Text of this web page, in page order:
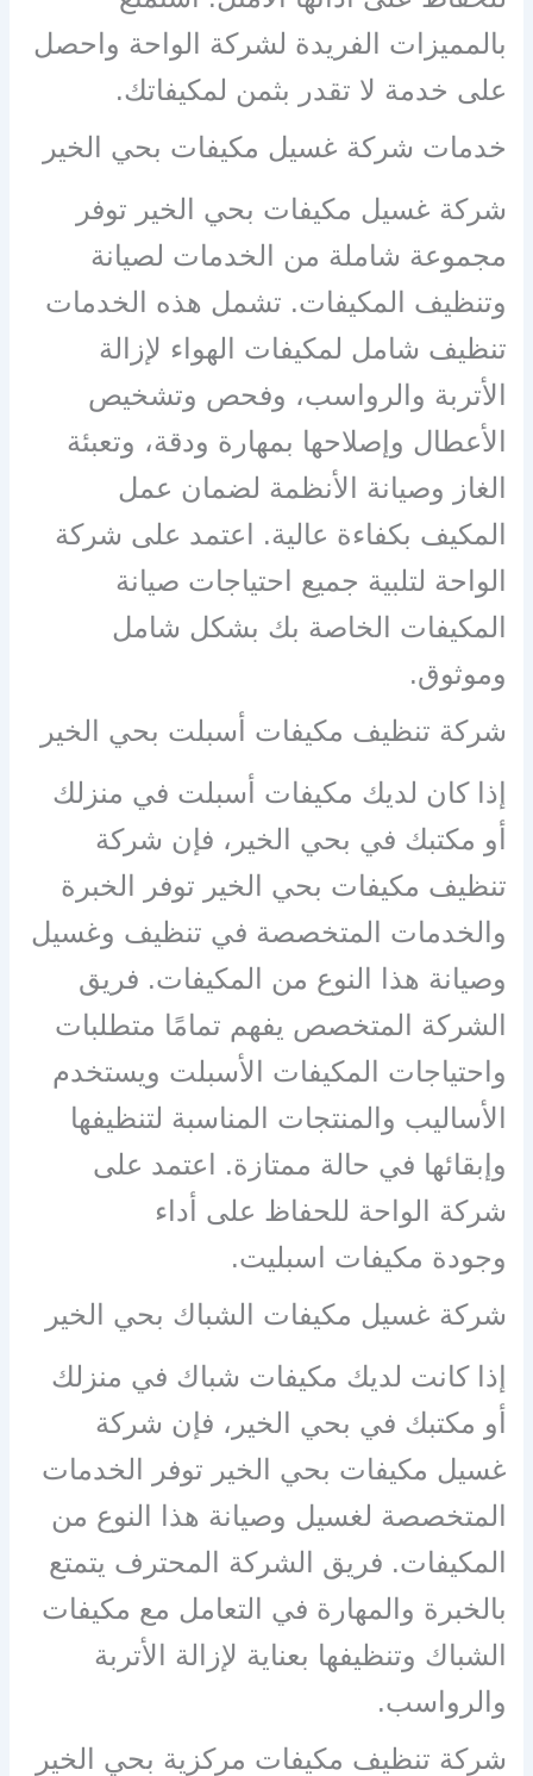
بالمميزات الفريدة لشركة الواحة واحصل
على خدمة لا تقدر بثمن لمكيفاتك.
خدمات شركة غسيل مكيفات بحي الخير
شركة غسيل مكيفات بحي الخير توفر
مجموعة شاملة من الخدمات لصيانة
وتنظيف المكيفات. تشمل هذه الخدمات
تنظيف شامل لمكيفات الهواء لإزالة
الأتربة والرواسب، وفحص وتشخيص
الأعطال وإصلاحها بمهارة ودقة، وتعبئة
الغاز وصيانة الأنظمة لضمان عمل
المكيف بكفاءة عالية. اعتمد على شركة
الواحة لتلبية جميع احتياجات صيانة
المكيفات الخاصة بك بشكل شامل
وموثوق.
شركة تنظيف مكيفات أسبلت بحي الخير
إذا كان لديك مكيفات أسبلت في منزلك
أو مكتبك في بحي الخير، فإن شركة
تنظيف مكيفات بحي الخير توفر الخبرة
والخدمات المتخصصة في تنظيف وغسيل
وصيانة هذا النوع من المكيفات. فريق
الشركة المتخصص يفهم تمامًا متطلبات
واحتياجات المكيفات الأسبلت ويستخدم
الأساليب والمنتجات المناسبة لتنظيفها
وإبقائها في حالة ممتازة. اعتمد على
شركة الواحة للحفاظ على أداء
وجودة مكيفات اسبليت.
شركة غسيل مكيفات الشباك بحي الخير
إذا كانت لديك مكيفات شباك في منزلك
أو مكتبك في بحي الخير، فإن شركة
غسيل مكيفات بحي الخير توفر الخدمات
المتخصصة لغسيل وصيانة هذا النوع من
المكيفات. فريق الشركة المحترف يتمتع
بالخبرة والمهارة في التعامل مع مكيفات
الشباك وتنظيفها بعناية لإزالة الأتربة
والرواسب.
شركة تنظيف مكيفات مركزية بحي الخير